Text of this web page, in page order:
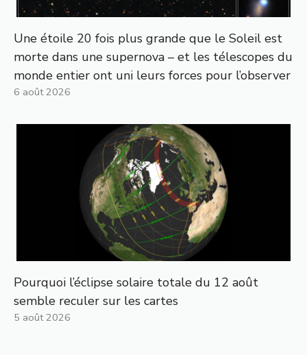
Une étoile 20 fois plus grande que le Soleil est
morte dans une supernova – et les télescopes du
monde entier ont uni leurs forces pour l’observer
6 août 2026
Pourquoi l’éclipse solaire totale du 12 août
semble reculer sur les cartes
5 août 2026